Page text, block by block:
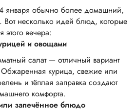
января обычно более домашний,
Вот несколько идей блюд, которые
этого вечера:
и овощами
салат — отличный вариант
курица, свежие или
и тёплая заправка создают
комфорта.
запечённое блюдо